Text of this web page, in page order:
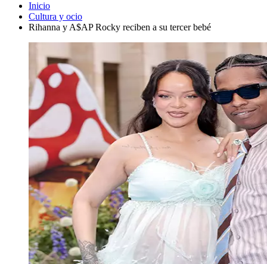
Inicio
Cultura y ocio
Rihanna y A$AP Rocky reciben a su tercer bebé